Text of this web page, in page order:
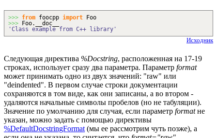
>>> from foocpp import Foo
>>> Foo.__doc__
'Class example from C++ library'
Исходник
Следующая директива %Docstring, расположенная на 17-19
строках, использует сразу два параметра. Параметр format
может принимать одно из двух значений: "raw" или
"deindented". В первом случае строки документации
сохраняются в том виде, как они записаны, а во втором -
удаляются начальные символы пробелов (но не табуляции).
Значение по умолчанию для случая, если параметр formatне
указан, можно задать с помощью директивы
%DefaultDocstringFormat (мы ее рассмотрим чуть позже), а